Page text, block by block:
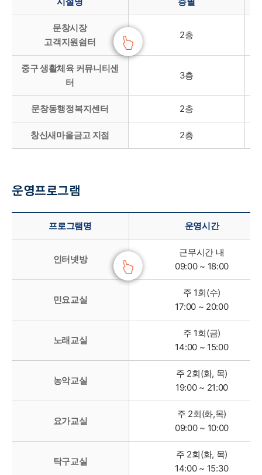
문창시장
고객지원쉼터
2층
중구 생활체육 커뮤니티센
터
3층
문창동행정복지센터 2층
창신새마을금고 지점 2층
운영프로그램
운영프로그램 - 프로그램명, 운영시간, 인원, 수강료, 운영장소 정보 제공
프로그램명 운영시간
인터넷방
근무시간 내
09:00 ~ 18:00
민요교실
주 1회(수)
17:00 ~ 20:00
노래교실
주 1회(금)
14:00 ~ 15:00
농악교실
주 2회(화, 목)
19:00 ~ 21:00
요가교실
주 2회(화,목)
09:00 ~ 10:00
탁구교실
주 2회(화, 목)
14:00 ~ 15:30